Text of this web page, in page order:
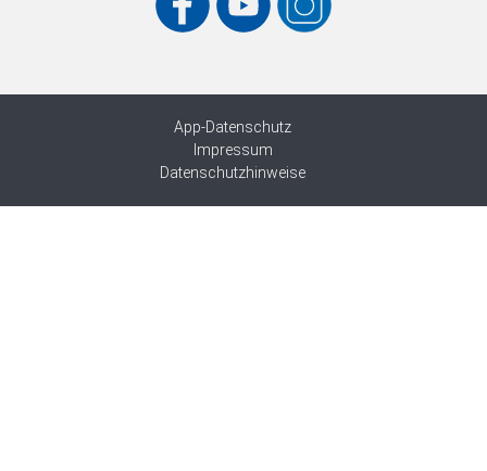
App-Datenschutz
Impressum
Datenschutzhinweise